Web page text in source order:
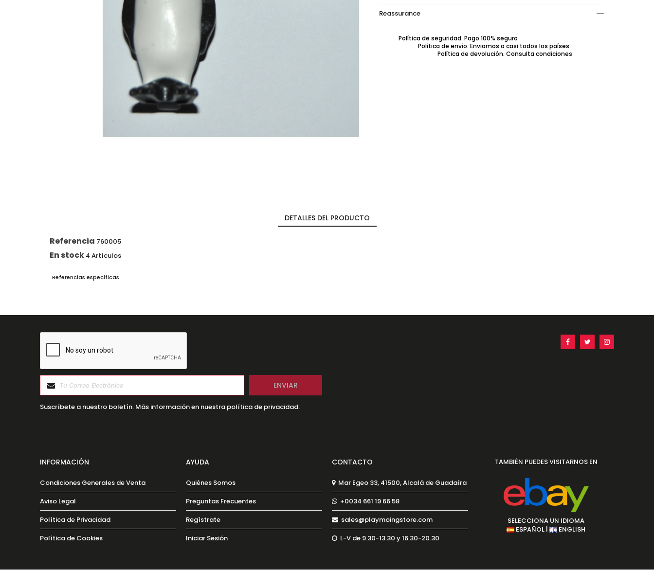
Reassurance
Política de seguridad. Pago 100% seguro
Política de envío. Enviamos a casi todos los países.
Política de devolución. Consulta condiciones
DETALLES DEL PRODUCTO
Referencia 760005
En stock 4 Artículos
Referencias específicas
Suscríbete a nuestro boletín. Más información en nuestra política de privacidad.
INFORMACIÓN
Condiciones Generales de Venta
Aviso Legal
Política de Privacidad
Política de Cookies
AYUDA
Quiénes Somos
Preguntas Frecuentes
Regístrate
Iniciar Sesión
CONTACTO
Mar Egeo 33, 41500, Alcalá de Guadaíra
+0034 661 19 66 58
sales@playmoingstore.com
L-V de 9.30-13.30 y 16.30-20.30
TAMBIÉN PUEDES VISITARNOS EN
SELECCIONA UN IDIOMA
ESPAÑOL | ENGLISH